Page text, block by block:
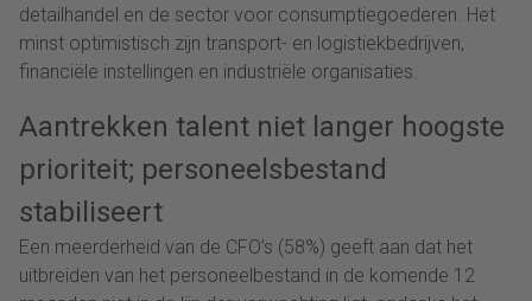
detailhandel en de sector voor consumptiegoederen. Het
minst optimistisch zijn transport- en logistiekbedrijven,
financiële instellingen en industriële organisaties.
Aantrekken talent niet langer hoogste
prioriteit; personeelsbestand
stabiliseert
Een meerderheid van de CFO’s (58%) geeft aan dat het
uitbreiden van het personeelbestand in de komende 12